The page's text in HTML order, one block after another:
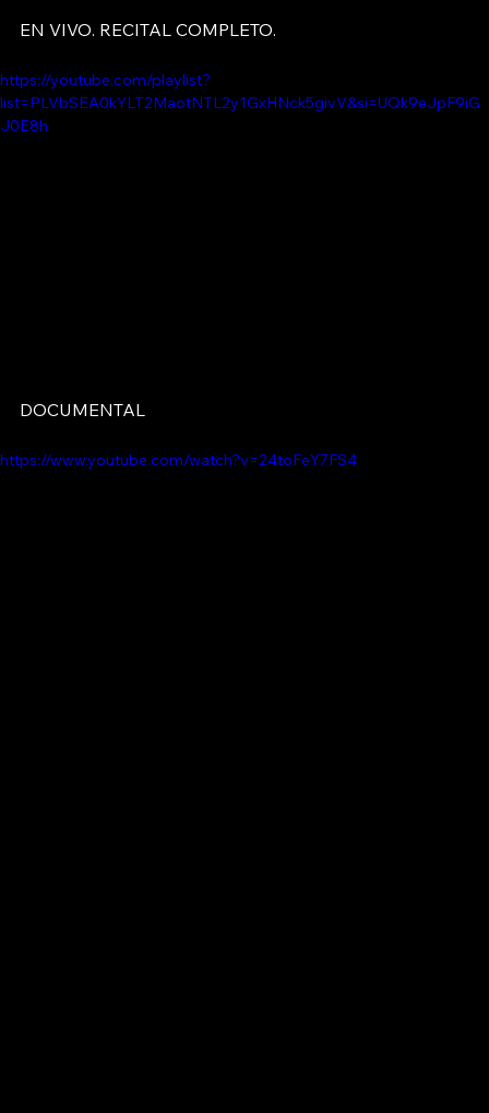
EN VIVO. RECITAL COMPLETO.
https://youtube.com/playlist?
list=PLVbSEA0kYLT2MaotNTL2y1GxHNck5givV&si=UQk9eJpF9iG
J0E8h
DOCUMENTAL
https://www.youtube.com/watch?v=24toFeY7FS4